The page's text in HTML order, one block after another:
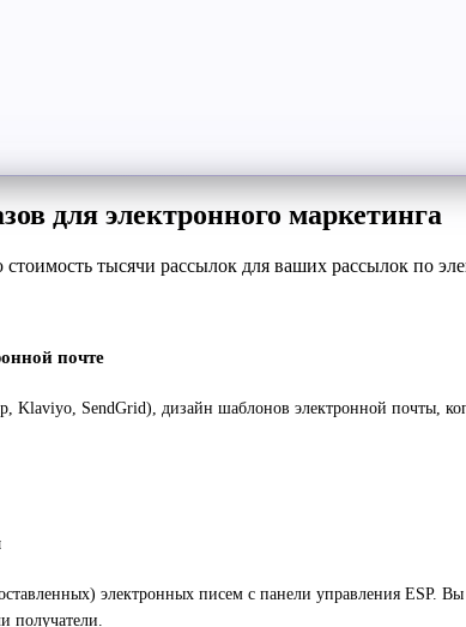
для электронного маркетинга
тысячи рассылок для ваших рассылок по
почте
Klaviyo, SendGrid), дизайн шаблонов электронной почты,
электронных писем с панели управления ESP.
получатели.